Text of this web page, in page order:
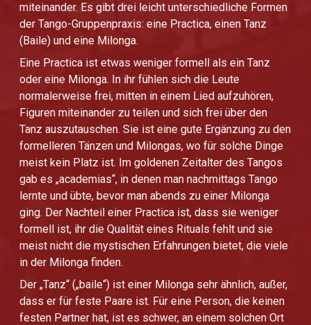
miteinander. Es gibt drei leicht unterschiedliche Formen
der Tango-Gruppenpraxis: eine Practica, einen Tanz
(Baile) und eine Milonga.
Eine Practica ist etwas weniger formell als ein Tanz
oder eine Milonga. In ihr fühlen sich die Leute
normalerweise frei, mitten in einem Lied aufzuhören,
Figuren miteinander zu teilen und sich frei über den
Tanz auszutauschen. Sie ist eine gute Ergänzung zu den
formelleren Tänzen und Milongas, wo für solche Dinge
meist kein Platz ist. Im goldenen Zeitalter des Tangos
gab es „academias“, in denen man nachmittags Tango
lernte und übte, bevor man abends zu einer Milonga
ging. Der Nachteil einer Practica ist, dass sie weniger
formell ist, ihr die Qualität eines Rituals fehlt und sie
meist nicht die mystischen Erfahrungen bietet, die viele
in der Milonga finden.
Der „Tanz“ („baile“) ist einer Milonga sehr ähnlich, außer,
dass er für feste Paare ist. Für eine Person, die keinen
festen Partner hat, ist es schwer, an einem solchen Ort